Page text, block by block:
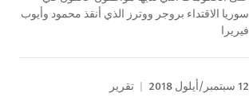
سوريا الاقتداء بروجر ووترز الذي أنقذ محمود وأيوب
فيريرا
12 سبتمبر/أيلول 2018 تقرير